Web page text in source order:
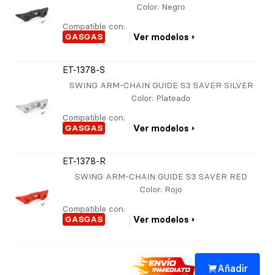
Color: Negro
Compatible con:
GASGAS
Ver modelos
ET-1378-S
SWING ARM-CHAIN GUIDE S3 SAVER SILVER
Color: Plateado
Compatible con:
GASGAS
Ver modelos
ET-1378-R
SWING ARM-CHAIN GUIDE S3 SAVER RED
Color: Rojo
Compatible con:
GASGAS
Ver modelos
Añadir